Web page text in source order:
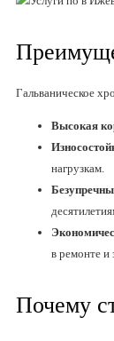
Гальваническое
Высокая
нагрузкам.
в ремонте и
Почему